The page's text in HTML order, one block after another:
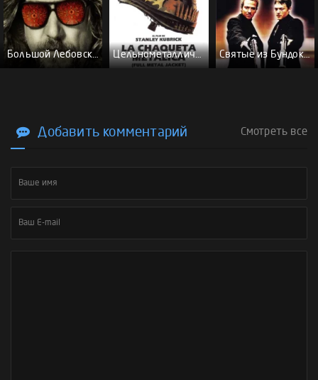
Большой Лебовски - (Перевод Гоблина) Цельнометаллическая оболочка - (Перевод Гоблина) Святые из Бундока \ Святые из трущоб - (Перевод Гоблина)
Добавить комментарий Смотреть все